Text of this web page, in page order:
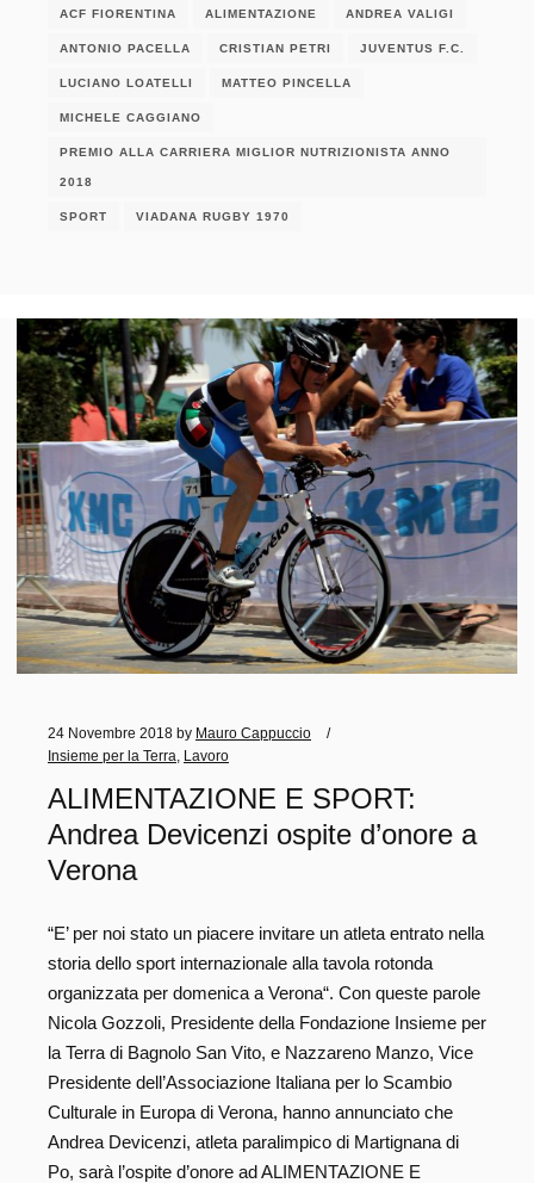
ACF FIORENTINA ALIMENTAZIONE ANDREA VALIGI
ANTONIO PACELLA CRISTIAN PETRI JUVENTUS F.C.
LUCIANO LOATELLI MATTEO PINCELLA
MICHELE CAGGIANO
PREMIO ALLA CARRIERA MIGLIOR NUTRIZIONISTA ANNO
2018
SPORT VIADANA RUGBY 1970
24 Novembre 2018 by Mauro Cappuccio
Insieme per la Terra
Lavoro
ALIMENTAZIONE E SPORT:
Andrea Devicenzi ospite d’onore a
Verona
“E’ per noi stato un piacere invitare un atleta entrato nella
storia dello sport internazionale alla tavola rotonda
organizzata per domenica a Verona“. Con queste parole
Nicola Gozzoli, Presidente della Fondazione Insieme per
la Terra di Bagnolo San Vito, e Nazzareno Manzo, Vice
Presidente dell’Associazione Italiana per lo Scambio
Culturale in Europa di Verona, hanno annunciato che
Andrea Devicenzi, atleta paralimpico di Martignana di
Po, sarà l’ospite d’onore ad ALIMENTAZIONE E